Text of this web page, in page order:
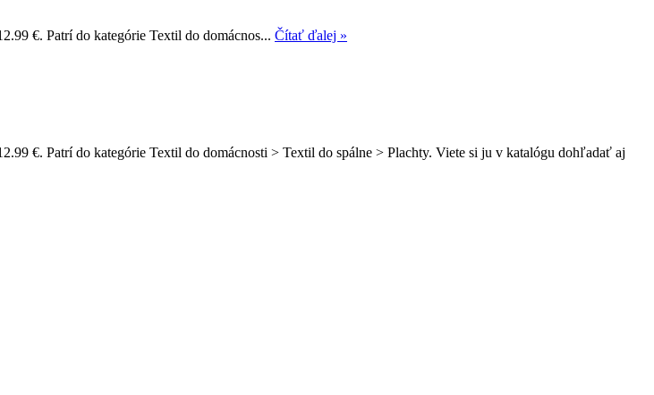
€. Patrí do kategórie Textil do domácnos... Čítať ďalej »
€. Patrí do kategórie Textil do domácnosti > Textil do spálne > Plachty. Viete si ju v katalógu dohľadať aj